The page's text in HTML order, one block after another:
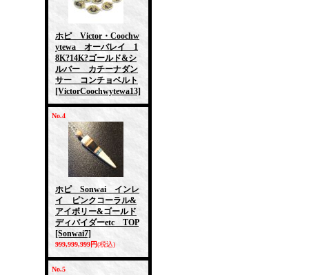
ホピ Victor・Coochw
ytewa オーバレイ 1
8K?14K?ゴールド&シ
ルバー カチーナダン
サー コンチョベルト
[VictorCoochwytewa13]
No.4
ホピ Sonwai インレ
イ ピンクコーラル&
アイボリー&ゴールド
ディバイダーetc TOP
[Sonwai7]
999,999,999円(税込)
No.5